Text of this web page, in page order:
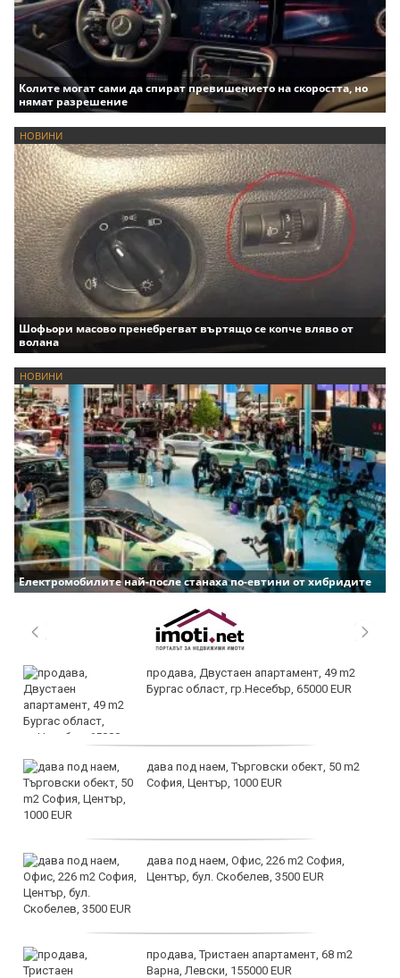
Колите могат сами да спират превишението на скоростта, но
нямат разрешение
НОВИНИ
Шофьори масово пренебрегват въртящо се копче вляво от
волана
НОВИНИ
Електромобилите най-после станаха по-евтини от хибридите
продава, Двустаен апартамент, 49 m2
Бургас област, гр.Несебър, 65000 EUR
дава под наем, Търговски обект, 50 m2
София, Център, 1000 EUR
дава под наем, Офис, 226 m2 София,
Център, бул. Скобелев, 3500 EUR
продава, Тристаен апартамент, 68 m2
Варна, Левски, 155000 EUR